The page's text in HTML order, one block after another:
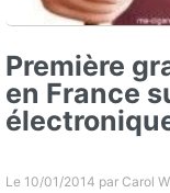
Première
en France
Le 10/01/2014 par Carol